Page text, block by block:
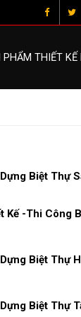
PHẨM THIẾT
Biệt Thự
Kế -Thi Công
Biệt Thự
Biệt Thự